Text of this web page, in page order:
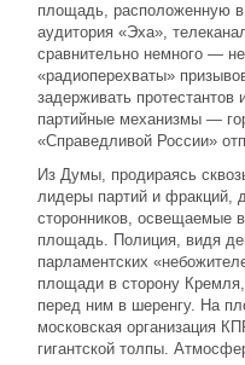
площадь, расположенную
аудитория «Эха»,
сравнительно немного —
«радиоперехваты»
задерживать
партийные механизмы —
«Справедливой России»
Из Думы, продираясь
лидеры партий и фракций,
сторонников, освещаемые
площадь. Полиция, видя
парламентских
площади в сторону
перед ним в шеренгу. На
московская организация
гигантской толпы.